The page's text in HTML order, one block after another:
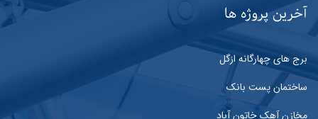
آخرین پروژه ها
برج های چهارگانه ازگل
ساختمان پست بانک
مخازن آهک خاتون آباد